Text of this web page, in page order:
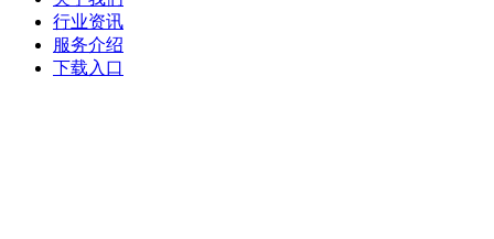
行业资讯
服务介绍
下载入口